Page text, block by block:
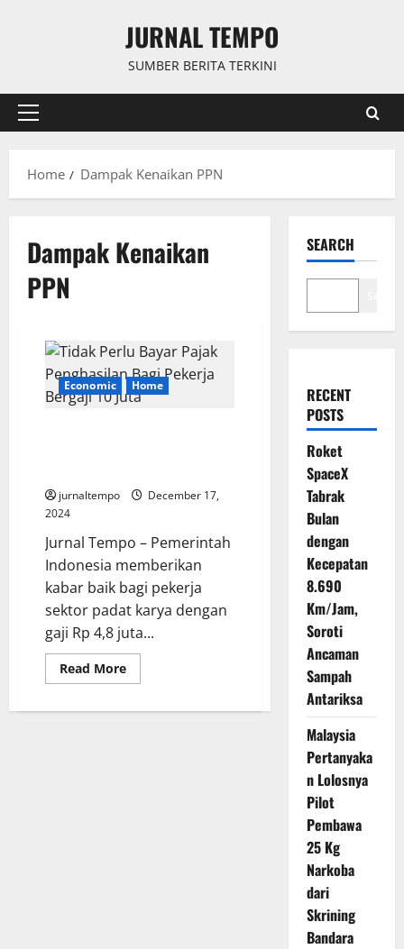
JURNAL TEMPO
SUMBER BERITA TERKINI
Primary
Home
Dampak Kenaikan PPN
Dampak Kenaikan
PPN
Economic Home
jurnaltempo
December 17,
2024
Jurnal Tempo – Pemerintah
Indonesia memberikan
kabar baik bagi pekerja
sektor padat karya dengan
gaji Rp 4,8 juta...
Read MoreRead
more
Perlu
SEARCH
RECENT
POSTS
Roket
SpaceX
Tabrak
Bulan
dengan
Kecepatan
8.690
Km/Jam,
Soroti
Ancaman
Sampah
Antariksa
Malaysia
Pertanyaka
n Lolosnya
Pilot
Pembawa
25 Kg
Narkoba
dari
Skrining
Bandara